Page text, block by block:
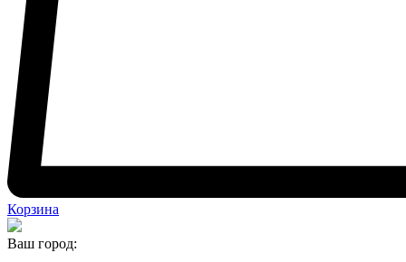
Корзина
Ваш город: